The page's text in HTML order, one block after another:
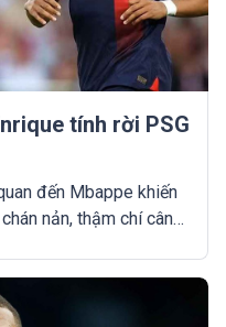
tính rời PSG
nản, thậm chí cân